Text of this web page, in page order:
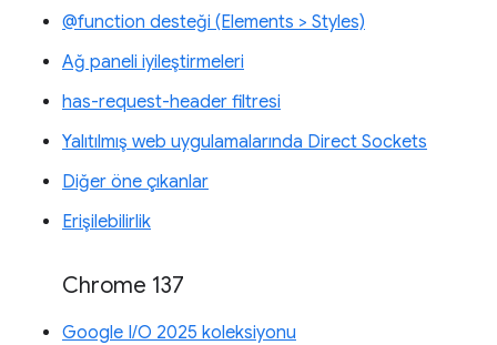
@function desteği (Elements > Styles)
Ağ paneli iyileştirmeleri
has-request-header filtresi
Yalıtılmış web uygulamalarında Direct Sockets
Diğer öne çıkanlar
Erişilebilirlik
Chrome 137
Google I/O 2025 koleksiyonu